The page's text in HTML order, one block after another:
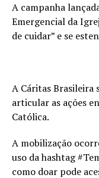
A campanha
Emergencial da
de cuidar” e se
A Cáritas Brasileira
articular as ações
Católica.
A mobilização
uso da hashtag
como doar pode